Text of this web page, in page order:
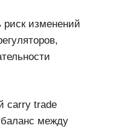
риск изменений
carry trade
между